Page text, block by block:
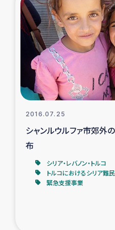
2016.07.25
シャンルウルファ市郊外
布
シリア・レバノン・トルコ
トルコにおけるシリア難
緊急支援事業